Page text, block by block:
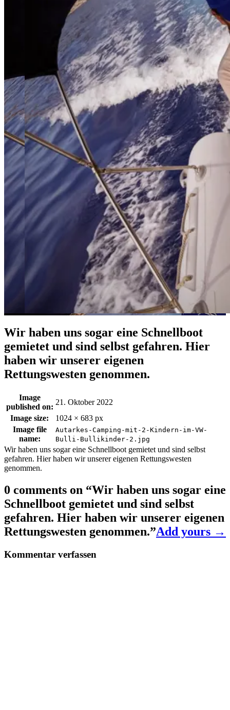
Wir haben uns sogar eine Schnellboot
gemietet und sind selbst gefahren. Hier
haben wir unserer eigenen
Rettungswesten genommen.
Image
published on:
21. Oktober 2022
Image size:
1024 × 683 px
Image file
name:
Autarkes-Camping-mit-2-Kindern-im-VW-
Bulli-Bullikinder-2.jpg
Wir haben uns sogar eine Schnellboot gemietet und sind selbst
gefahren. Hier haben wir unserer eigenen Rettungswesten
genommen.
0 comments on “Wir haben uns sogar eine
Schnellboot gemietet und sind selbst
gefahren. Hier haben wir unserer eigenen
Rettungswesten genommen.”Add yours →
Kommentar verfassen